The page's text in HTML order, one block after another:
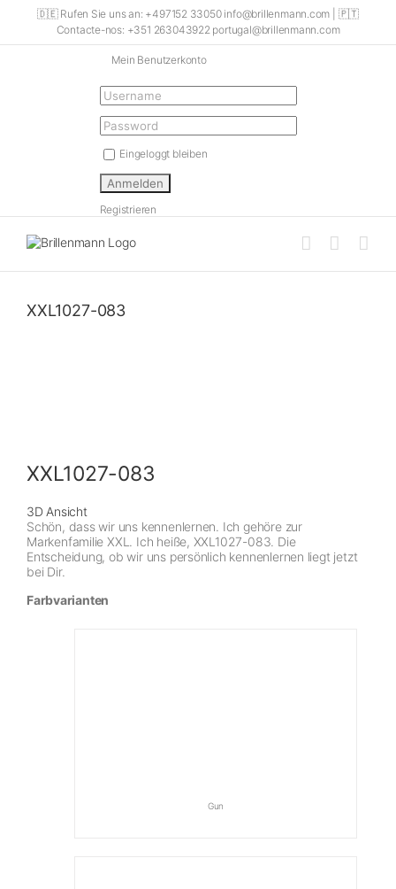
🇩🇪 Rufen Sie uns an: +497152 33050 info@brillenmann.com | 🇵🇹
Contacte-nos: +351 263043922 portugal@brillenmann.com
Mein Benutzerkonto
Eingeloggt bleiben
Registrieren
XXL1027-083
XXL1027-083
3D Ansicht
Schön, dass wir uns kennenlernen. Ich gehöre zur
Markenfamilie XXL. Ich heiße, XXL1027-083. Die
Entscheidung, ob wir uns persönlich kennenlernen liegt jetzt
bei Dir.
Farbvarianten
Gun